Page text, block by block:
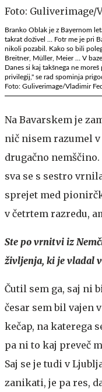
Branko Oblak je z Bayernom
takrat doživel … Fotr me je pri
nikoli pozabil. Kako so bili
Breitner, Müller, Meier … V
Danes si kaj takšnega ne
privilegij,'' se rad spominja
Foto: Guliverimage/Vladimir
Na Bavarskem je
nič nisem razumel
drugačno
sva se s sestro
sprejet med
v četrtem razredu,
Ste po vrnitvi iz
življenja, ki je vladal
Čutil sem ga, saj ni
česar sem bil vajen
kečap, na katerega
pa ni to kaj preveč
Saj se je tudi v
zanikati, je pa res,